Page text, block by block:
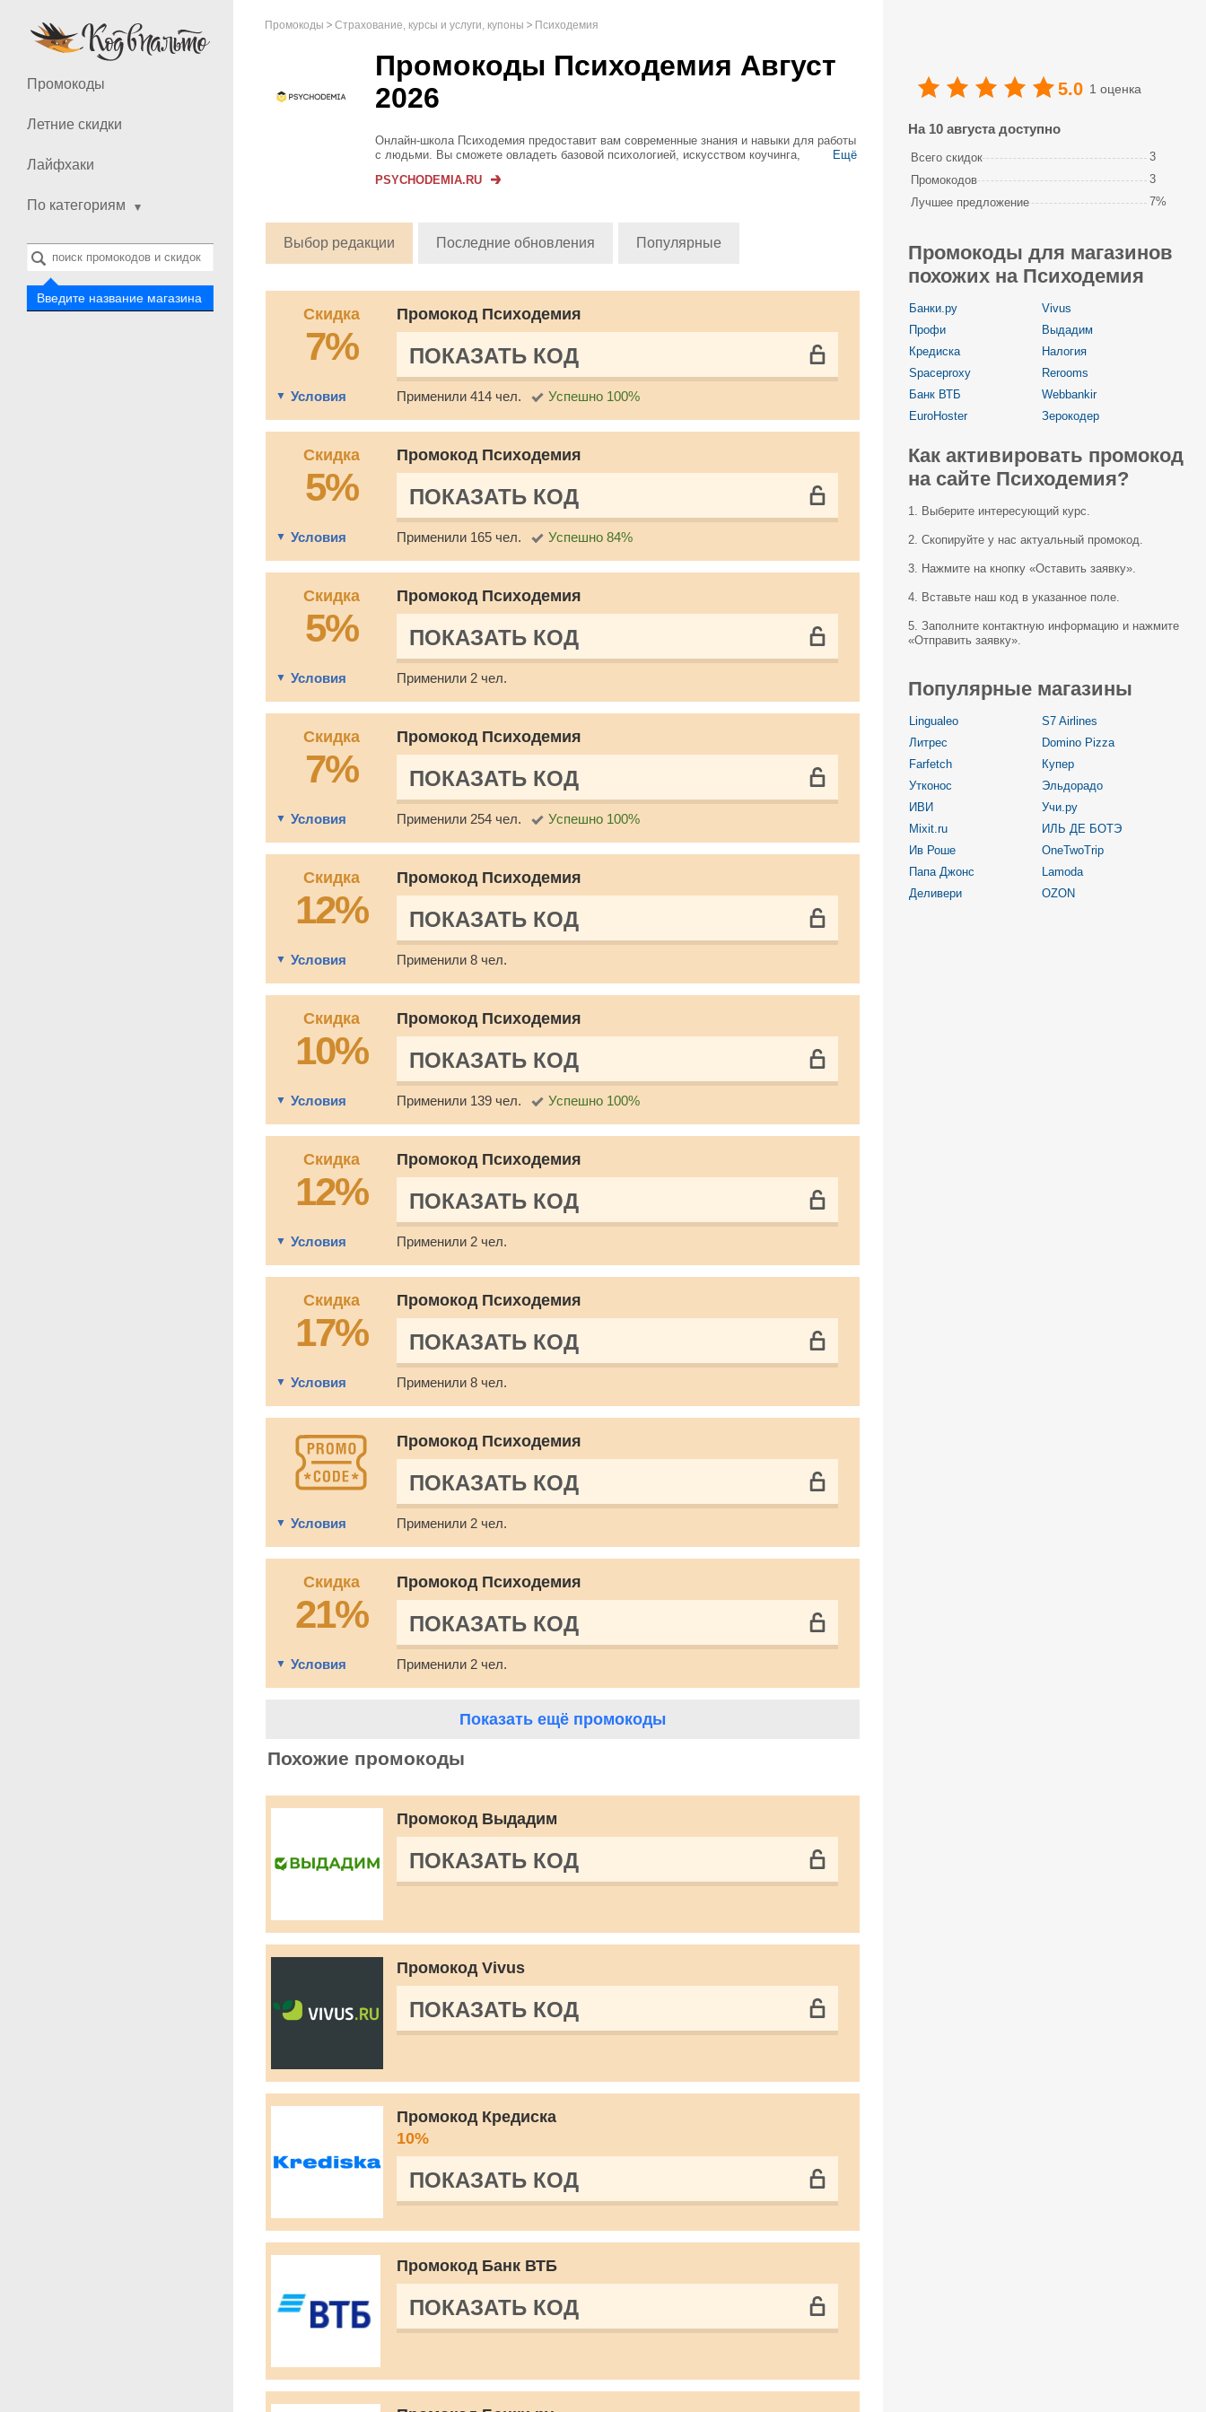
Промокоды
Летние скидки
Лайфхаки
По категориям
Введите название магазина
Промокоды Страхование, курсы и услуги, купоны Психодемия
Промокоды Психодемия Август
2026
Онлайн-школа Психодемия предоставит вам современные знания и навыки для работы
с людьми. Вы сможете овладеть базовой психологией, искусством коучинга,
и прочим. Сразу по...
Ещё
PSYCHODEMIA.RU
Выбор редакции Последние обновления Популярные
Скидка
7%
Промокод Психодемия
ПОКАЗАТЬ КОД
Условия Применили 414 чел. Успешно 100%
Скидка
5%
Промокод Психодемия
ПОКАЗАТЬ КОД
Условия Применили 165 чел. Успешно 84%
Скидка
5%
Промокод Психодемия
ПОКАЗАТЬ КОД
Условия Применили 2 чел.
Скидка
7%
Промокод Психодемия
ПОКАЗАТЬ КОД
Условия Применили 254 чел. Успешно 100%
Скидка
12%
Промокод Психодемия
ПОКАЗАТЬ КОД
Условия Применили 8 чел.
Скидка
10%
Промокод Психодемия
ПОКАЗАТЬ КОД
Условия Применили 139 чел. Успешно 100%
Скидка
12%
Промокод Психодемия
ПОКАЗАТЬ КОД
Условия Применили 2 чел.
Скидка
17%
Промокод Психодемия
ПОКАЗАТЬ КОД
Условия Применили 8 чел.
Промокод Психодемия
ПОКАЗАТЬ КОД
Условия Применили 2 чел.
Скидка
21%
Промокод Психодемия
ПОКАЗАТЬ КОД
Условия Применили 2 чел.
Показать ещё промокоды
Похожие промокоды
Промокод Выдадим
ПОКАЗАТЬ КОД
Промокод Vivus
ПОКАЗАТЬ КОД
Промокод Кредиска
10%
ПОКАЗАТЬ КОД
Промокод Банк ВТБ
ПОКАЗАТЬ КОД
5.0 1 оценка
На 10 августа доступно
Всего скидок
3
Промокодов
3
Лучшее предложение
7%
Промокоды для магазинов
похожих на Психодемия
Банки.ру
Vivus
Профи
Выдадим
Кредиска
Налогия
Spaceproxy
Rerooms
Банк ВТБ
Webbankir
EuroHoster
Зерокодер
Как активировать промокод
на сайте Психодемия?
1. Выберите интересующий курс.
2. Скопируйте у нас актуальный промокод.
3. Нажмите на кнопку «Оставить заявку».
4. Вставьте наш код в указанное поле.
5. Заполните контактную информацию и нажмите
«Отправить заявку».
Популярные магазины
Lingualeo
S7 Airlines
Литрес
Domino Pizza
Farfetch
Купер
Утконос
Эльдорадо
ИВИ
Учи.ру
Mixit.ru
ИЛЬ ДЕ БОТЭ
Ив Роше
OneTwoTrip
Папа Джонс
Lamoda
Деливери
OZON